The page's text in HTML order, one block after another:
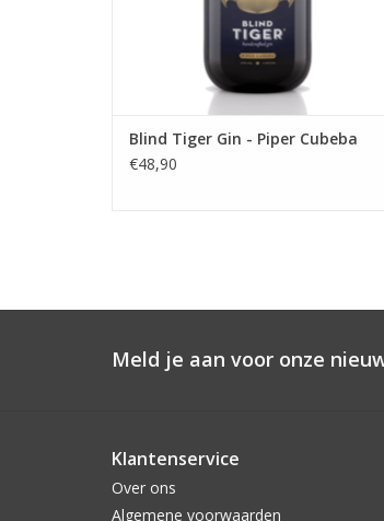
Blind Tiger Gin - Piper Cubeba
€48,90
Meld je aan voor onze
Klantenservice
Over ons
Algemene voorwaarden